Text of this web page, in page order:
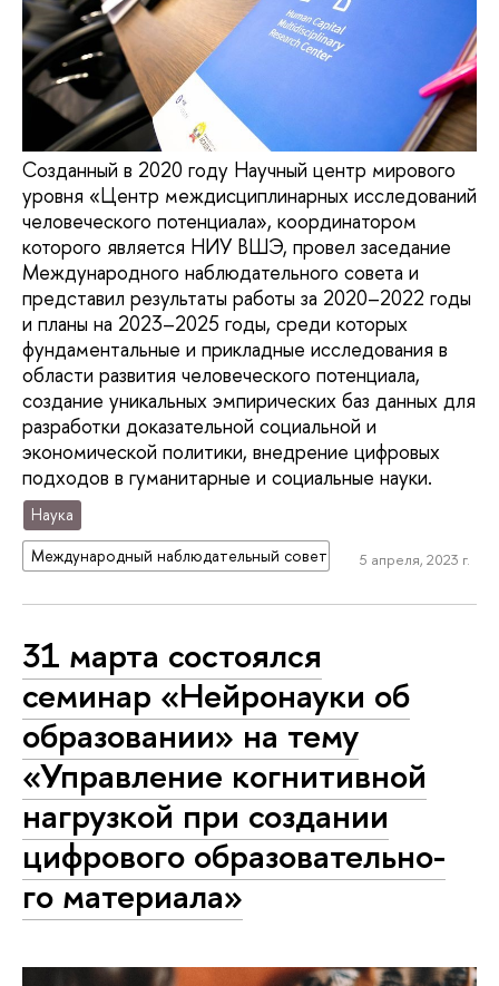
Созданный в 2020 году Научный центр мирового
уровня «Центр междисциплинарных исследований
человеческого потенциала», координатором
которого является НИУ ВШЭ, провел заседание
Международного наблюдательного совета и
представил результаты работы за 2020–2022 годы
и планы на 2023–2025 годы, среди которых
фундаментальные и прикладные исследования в
области развития человеческого потенциала,
создание уникальных эмпирических баз данных для
разработки доказательной социальной и
экономической политики, внедрение цифровых
подходов в гуманитарные и социальные науки.
Наука
Международный наблюдательный совет
5 апреля, 2023 г.
31 марта состоялся
семинар «Нейронауки об
образовании» на тему
«Управление когнитивной
нагрузкой при создании
цифрового об­ра­зо­ва­тель­но­
го материала»